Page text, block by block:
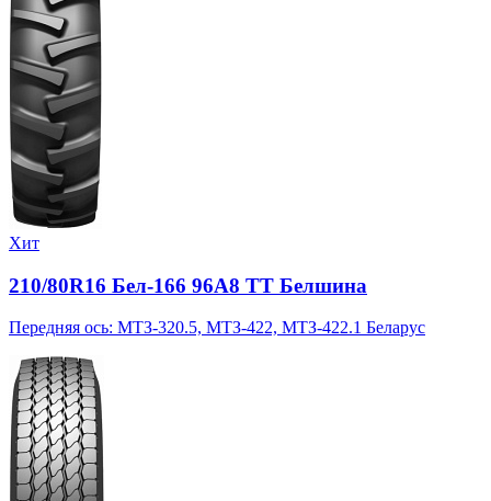
Хит
210/80R16 Бел-166 96A8 TT Белшина
Передняя ось: МТЗ-320.5, МТЗ-422, МТЗ-422.1 Беларус